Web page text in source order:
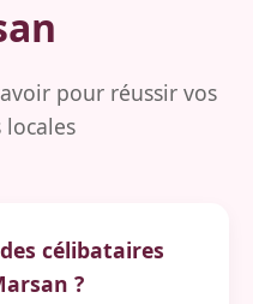
pour réussir vos
célibataires
?